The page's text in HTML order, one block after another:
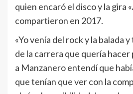
quien encaró el disco y la gira
compartieron en 2017.
«Yo venía del rock y la balada
de la carrera que quería
a Manzanero entendí que
que tenían que ver con la